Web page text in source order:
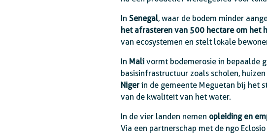
InSenegal, waar de bodem minder
het afrasteren van 500 hectare om het
van ecosystemen en stelt lokale
In Mali vormt bodemerosie in bepaalde
basisinfrastructuur zoals scholen,
Niger in de gemeente Meguetan bij het
van de kwaliteit van het water.
In de vier landen nemen opleiding en
Via een partnerschap met de ngo